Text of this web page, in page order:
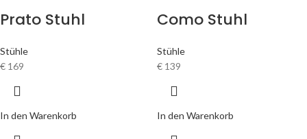
Prato Stuhl
Stühle
€ 169
In den Warenkorb
Como Stuhl
Stühle
€ 139
In den Warenkorb